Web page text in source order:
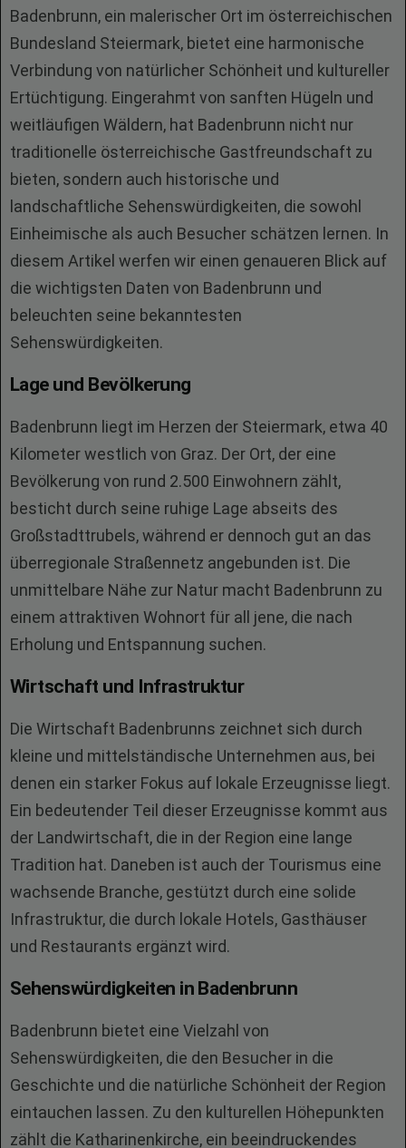
Badenbrunn, ein malerischer Ort im österreichischen
Bundesland Steiermark, bietet eine harmonische
Verbindung von natürlicher Schönheit und kultureller
Ertüchtigung. Eingerahmt von sanften Hügeln und
weitläufigen Wäldern, hat Badenbrunn nicht nur
traditionelle österreichische Gastfreundschaft zu
bieten, sondern auch historische und
landschaftliche Sehenswürdigkeiten, die sowohl
Einheimische als auch Besucher schätzen lernen. In
diesem Artikel werfen wir einen genaueren Blick auf
die wichtigsten Daten von Badenbrunn und
beleuchten seine bekanntesten
Sehenswürdigkeiten.
Lage und Bevölkerung
Badenbrunn liegt im Herzen der Steiermark, etwa 40
Kilometer westlich von Graz. Der Ort, der eine
Bevölkerung von rund 2.500 Einwohnern zählt,
besticht durch seine ruhige Lage abseits des
Großstadttrubels, während er dennoch gut an das
überregionale Straßennetz angebunden ist. Die
unmittelbare Nähe zur Natur macht Badenbrunn zu
einem attraktiven Wohnort für all jene, die nach
Erholung und Entspannung suchen.
Wirtschaft und Infrastruktur
Die Wirtschaft Badenbrunns zeichnet sich durch
kleine und mittelständische Unternehmen aus, bei
denen ein starker Fokus auf lokale Erzeugnisse liegt.
Ein bedeutender Teil dieser Erzeugnisse kommt aus
der Landwirtschaft, die in der Region eine lange
Tradition hat. Daneben ist auch der Tourismus eine
wachsende Branche, gestützt durch eine solide
Infrastruktur, die durch lokale Hotels, Gasthäuser
und Restaurants ergänzt wird.
Sehenswürdigkeiten in Badenbrunn
Badenbrunn bietet eine Vielzahl von
Sehenswürdigkeiten, die den Besucher in die
Geschichte und die natürliche Schönheit der Region
eintauchen lassen. Zu den kulturellen Höhepunkten
zählt die Katharinenkirche, ein beeindruckendes